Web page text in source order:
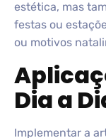
estética, mas
festas ou
ou motivos
Dia a
Implementar a